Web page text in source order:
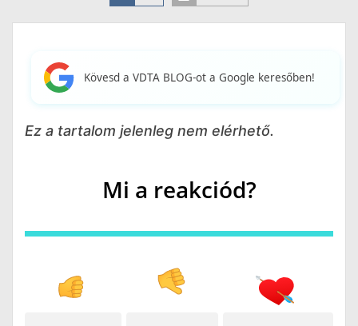
Kövesd a VDTA BLOG-ot a Google keresőben!
Ez a tartalom jelenleg nem elérhető.
Mi a reakciód?